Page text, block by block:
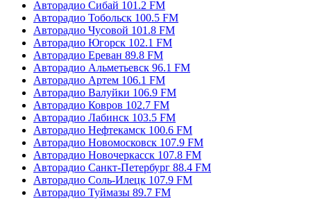
Авторадио Сибай 101.2 FM
Авторадио Тобольск 100.5 FM
Авторадио Чусовой 101.8 FM
Авторадио Югорск 102.1 FM
Авторадио Ереван 89.8 FM
Авторадио Альметьевск 96.1 FM
Авторадио Артем 106.1 FM
Авторадио Валуйки 106.9 FM
Авторадио Ковров 102.7 FM
Авторадио Лабинск 103.5 FM
Авторадио Нефтекамск 100.6 FM
Авторадио Новомосковск 107.9 FM
Авторадио Новочеркасск 107.8 FM
Авторадио Санкт-Петербург 88.4 FM
Авторадио Соль-Илецк 107.9 FM
Авторадио Туймазы 89.7 FM